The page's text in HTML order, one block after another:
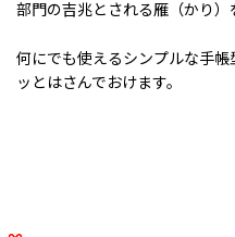
部門の吉兆とされる雁（かり
何にでも使えるシンプルな手
ッとはさんでおけます。